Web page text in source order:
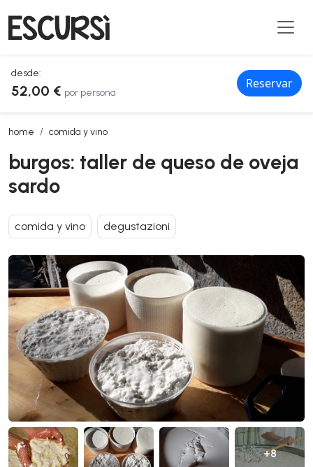
desde:
52,00 € por persona
Reservar
home comida y vino
burgos: taller de queso de oveja sardo
burgos: taller de queso de oveja
sardo
comida y vino degustazioni
+8